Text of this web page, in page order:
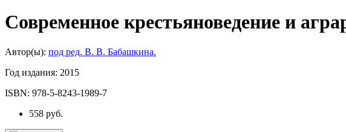
Современное крестьяноведение и
Автор(ы): под ред. В. В. Бабашкина.
Год издания: 2015
ISBN: 978-5-8243-1989-7
558 руб.